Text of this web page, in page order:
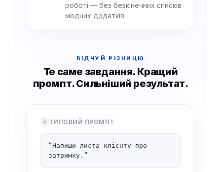
роботі — без безкінечних списків
модних додатків.
ВІДЧУЙ РІЗНИЦЮ
Те саме завдання. Кращий
промпт. Сильніший результат.
ТИПОВИЙ ПРОМПТ
“Напиши листа клієнту про
затримку.”